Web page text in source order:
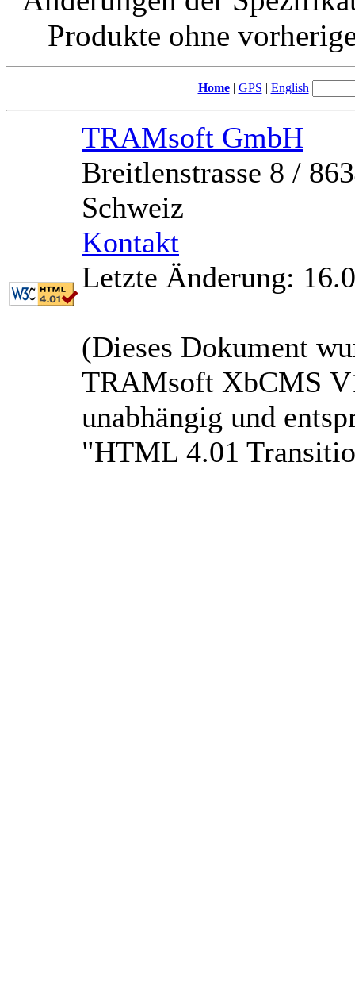
Produkte ohne
Home| GPS | English
TRAMsoft GmbH
Breitlenstrasse 8 /
Schweiz
Kontakt
Letzte Änderung:
(Dieses Dokument
TRAMsoft XbCMS
unabhängig und
"HTML 4.01